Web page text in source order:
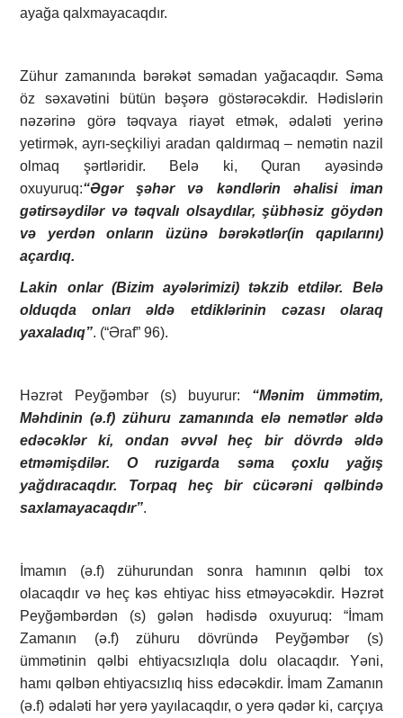
ayağa qalxmayacaqdır.
Zühur zamanında bərəkət səmadan yağacaqdır. Səma
öz səxavətini bütün bəşərə göstərəcəkdir. Hədislərin
nəzərinə görə təqvaya riayət etmək, ədaləti yerinə
yetirmək, ayrı-seçkiliyi aradan qaldırmaq – nemətin nazil
olmaq şərtləridir. Belə ki, Quran ayəsində
oxuyuruq:“Əgər şəhər və kəndlərin əhalisi iman
gətirsəydilər və təqvalı olsaydılar, şübhəsiz göydən
və yerdən onların üzünə bərəkətlər(in qapılarını)
açardıq.
Lakin onlar (Bizim ayələrimizi) təkzib etdilər. Belə
olduqda onları əldə etdiklərinin cəzası olaraq
yaxaladıq”. (“Əraf” 96).
Həzrət Peyğəmbər (s) buyurur: “Mənim ümmətim,
Məhdinin (ə.f) zühuru zamanında elə nemətlər əldə
edəcəklər ki, ondan əvvəl heç bir dövrdə əldə
etməmişdilər. O ruzigarda səma çoxlu yağış
yağdıracaqdır. Torpaq heç bir cücərəni qəlbində
saxlamayacaqdır”.
İmamın (ə.f) zühurundan sonra hamının qəlbi tox
olacaqdır və heç kəs ehtiyac hiss etməyəcəkdir. Həzrət
Peyğəmbərdən (s) gələn hədisdə oxuyuruq: “İmam
Zamanın (ə.f) zühuru dövründə Peyğəmbər (s)
ümmətinin qəlbi ehtiyacsızlıqla dolu olacaqdır. Yəni,
hamı qəlbən ehtiyacsızlıq hiss edəcəkdir. İmam Zamanın
(ə.f) ədaləti hər yerə yayılacaqdır, o yerə qədər ki, carçıya